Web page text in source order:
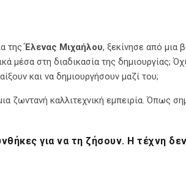
τηςΈλενας Μιχαήλου, ξεκίνησε από μια
μέσα στη διαδικασία της δημιουργίας;
και να δημιουργήσουν μαζί του;
ζωντανή καλλιτεχνική εμπειρία. Όπως
για να τη ζήσουν. Η τέχνη δεν